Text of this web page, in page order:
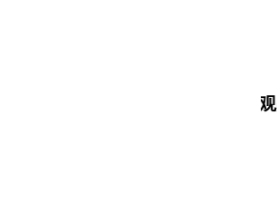
大米食味计，大米外